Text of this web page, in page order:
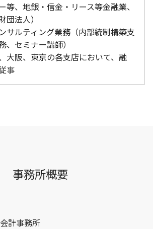
等、地銀・信金・リース等金融業、
団法人）
サルティング業務（内部統制構築支
、セミナー講師）
大阪、東京の各支店において、融
事
事務所概要
計事務所